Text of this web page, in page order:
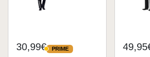
30,99€ PRIME
PRIME